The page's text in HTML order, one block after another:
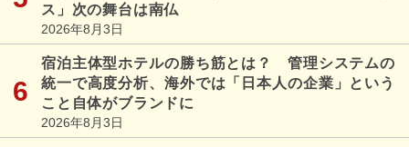
ス」次の舞台は南仏
2026年8月3日
宿泊主体型ホテルの勝ち筋とは？ 管理システムの
統一で高度分析、海外では「日本人の企業」という
こと自体がブランドに
2026年8月3日